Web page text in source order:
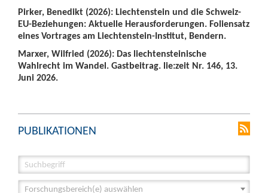
Pirker, Benedikt (2026): Liechtenstein und die Schweiz-
EU-Beziehungen: Aktuelle Herausforderungen. Foliensatz
eines Vortrages am Liechtenstein-Institut, Bendern.
Marxer, Wilfried (2026): Das liechtensteinische
Wahlrecht im Wandel. Gastbeitrag. lie:zeit Nr. 146, 13.
Juni 2026.
PUBLIKATIONEN
Forschungsbereich(e) auswählen